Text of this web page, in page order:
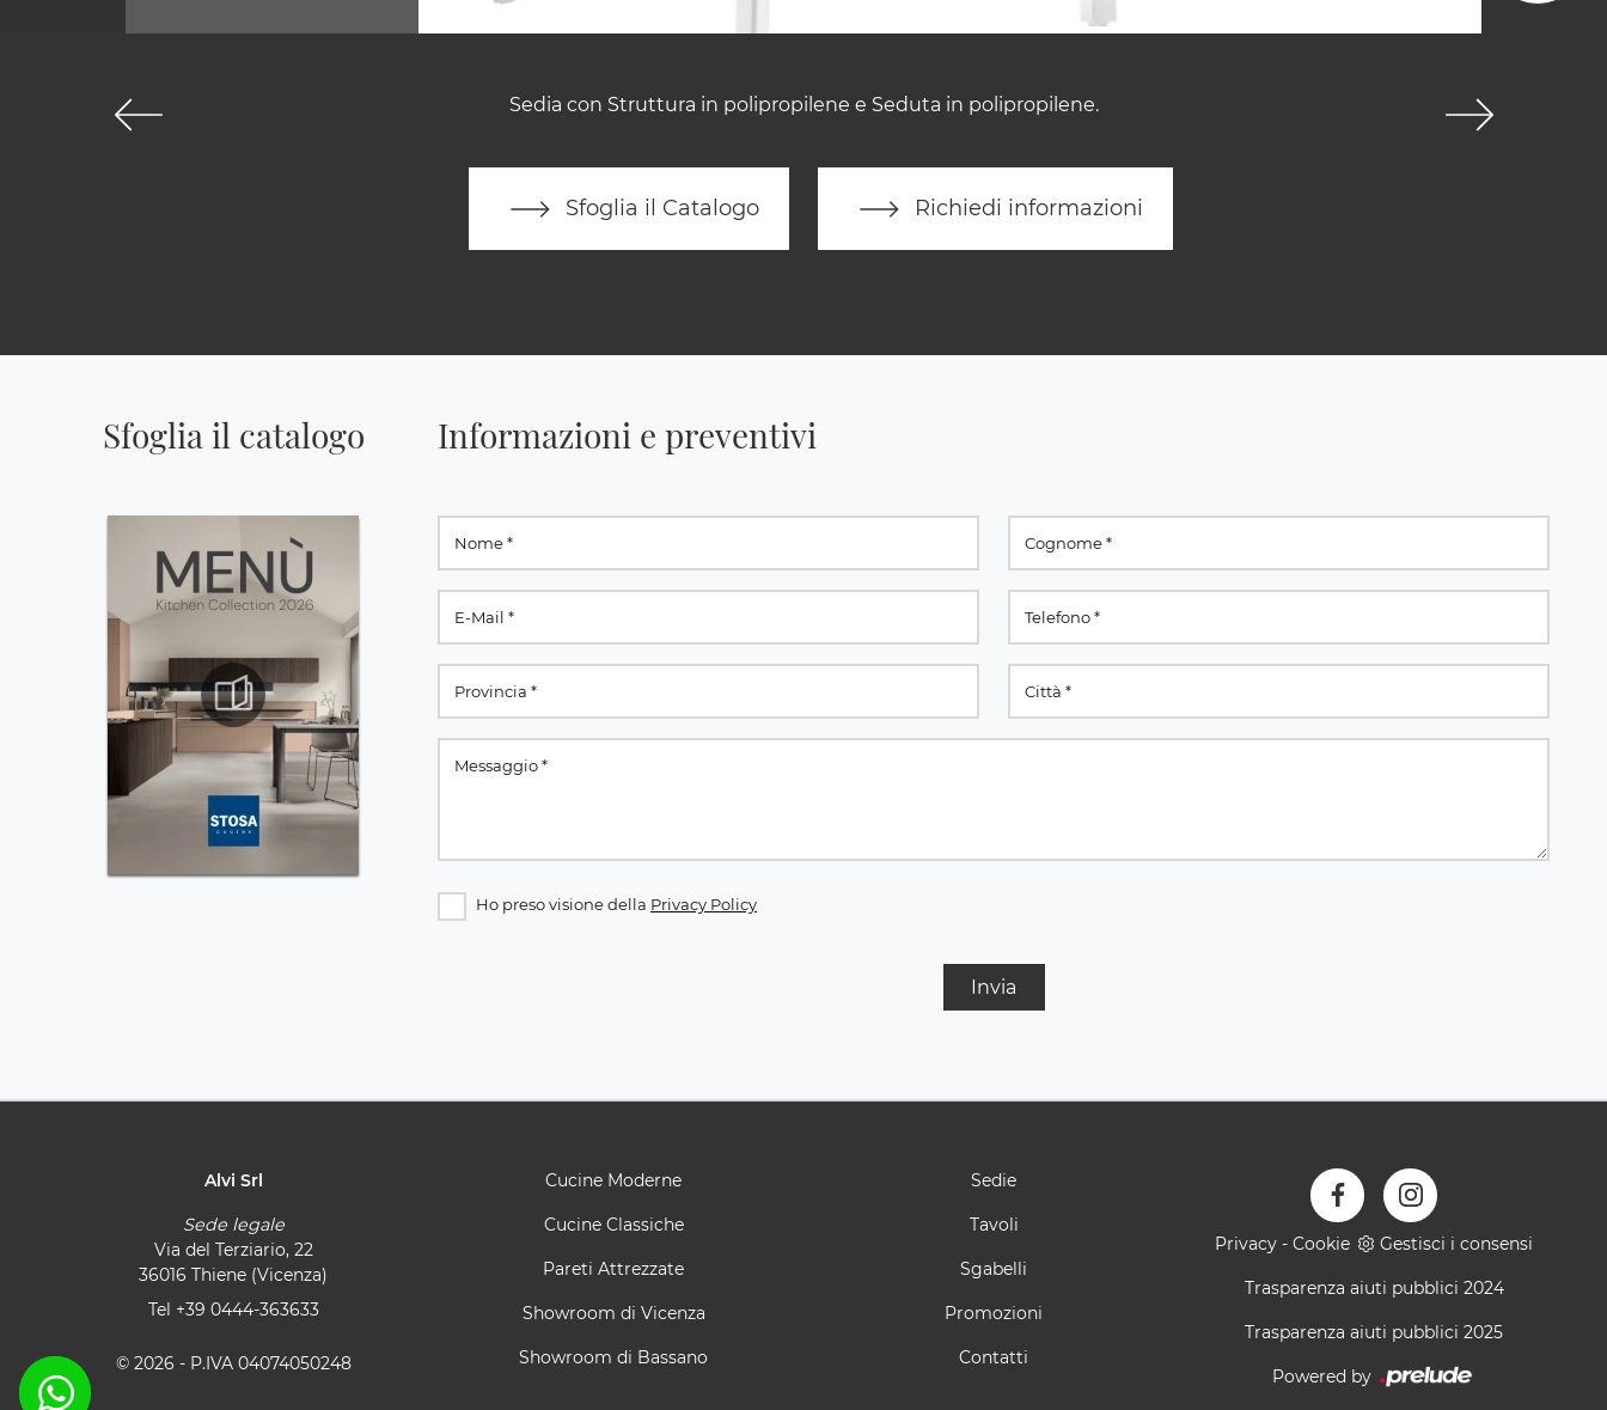
Sedia con Struttura in polipropilene e Seduta in polipropilene.
Sfoglia il Catalogo Richiedi informazioni
Sfoglia il catalogo Informazioni e preventivi
Ho preso visione della Privacy Policy
Invia
Alvi Srl
Sede legale
Via del Terziario, 22
36016 Thiene (Vicenza)
Tel +39 0444-363633
© 2026 - P.IVA 04074050248
Cucine Moderne
Cucine Classiche
Pareti Attrezzate
Showroom di Vicenza
Showroom di Bassano
Sedie
Tavoli
Sgabelli
Promozioni
Contatti
Privacy - Cookie Gestisci i consensi
Trasparenza aiuti pubblici 2024
Trasparenza aiuti pubblici 2025
Powered by